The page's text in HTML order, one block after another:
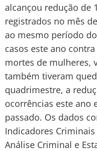
alcançou redução de
registrados no mês
ao mesmo período
casos este ano
mortes de mulheres,
também tiveram
quadrimestre, a
ocorrências este ano
passado. Os dados
Indicadores
Análise Criminal e